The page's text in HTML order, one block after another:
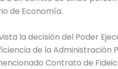
de Economía.
la decisión del Poder
de la Administración
Contrato de